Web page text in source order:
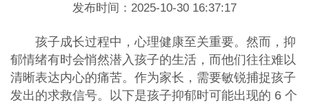
发布时间：2025-10-30 16:37:17
孩子成长过程中，心理健康至关重要。然而，抑
郁情绪有时会悄然潜入孩子的生活，而他们往往难以
清晰表达内心的痛苦。作为家长，需要敏锐捕捉孩子
发出的求救信号。以下是孩子抑郁时可能出现的 6 个